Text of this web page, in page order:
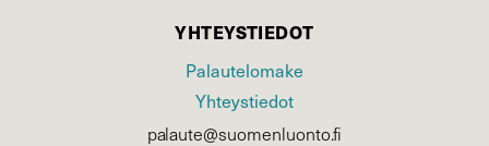
YHTEYSTIEDOT
Palautelomake
Yhteystiedot
palaute@suomenluonto.fi